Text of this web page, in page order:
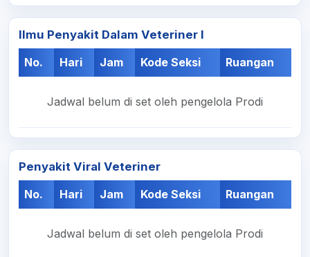
Ilmu Penyakit Dalam Veteriner I
No.
Hari Jam Kode Seksi Ruangan
Jadwal belum di set oleh pengelola Prodi
Penyakit Viral Veteriner
No.
Hari Jam Kode Seksi Ruangan
Jadwal belum di set oleh pengelola Prodi